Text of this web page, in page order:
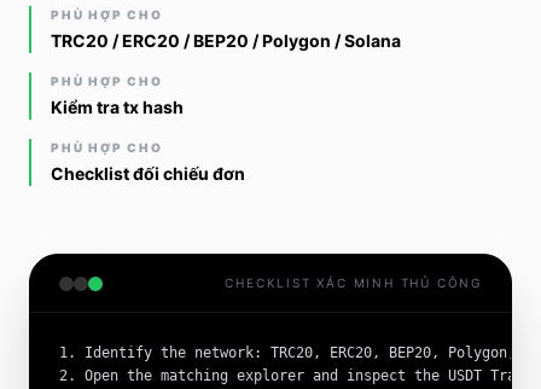
PHÙ HỢP CHO
TRC20 / ERC20 / BEP20 / Polygon / Solana
PHÙ HỢP CHO
Kiểm tra tx hash
PHÙ HỢP CHO
Checklist đối chiếu đơn
CHECKLIST XÁC MINH THỦ CÔNG
1. Identify the network: TRC20, ERC20, BEP20, Polygon,
2. Open the matching explorer and inspect the USDT